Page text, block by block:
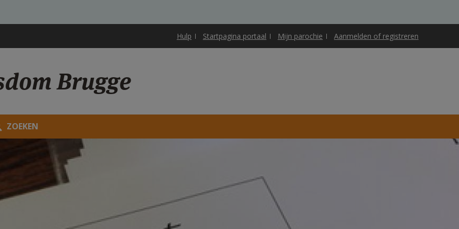
Hulp Startpagina portaal Mijn parochie Aanmelden of registreren
Brugge
ZOEKEN